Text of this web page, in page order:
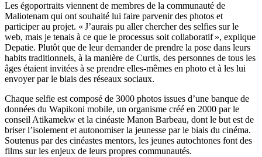
Les égoportraits viennent de membres de la communauté de
Maliotenam qui ont souhaité lui faire parvenir des photos et
participer au projet. « J’aurais pu aller chercher des selfies sur le
web, mais je tenais à ce que le processus soit collaboratif », explique
Depatie. Plutôt que de leur demander de prendre la pose dans leurs
habits traditionnels, à la manière de Curtis, des personnes de tous les
âges étaient invitées à se prendre elles-mêmes en photo et à les lui
envoyer par le biais des réseaux sociaux.
Chaque selfie est composé de 3000 photos issues d’une banque de
données du Wapikoni mobile, un organisme créé en 2000 par le
conseil Atikamekw et la cinéaste Manon Barbeau, dont le but est de
briser l’isolement et autonomiser la jeunesse par le biais du cinéma.
Soutenus par des cinéastes mentors, les jeunes autochtones font des
films sur les enjeux de leurs propres communautés.